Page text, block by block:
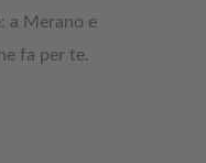
a Merano e
fa per te.